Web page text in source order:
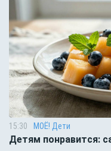
15:30 МОЁ! Дети
Детям понравится: